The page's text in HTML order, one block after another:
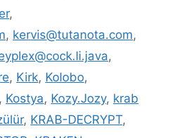
,
, kervis@tutanota.com,
,
, Kirk, Kolobo,
, Kostya, Kozy.Jozy, krab
, KRAB-DECRYPT,